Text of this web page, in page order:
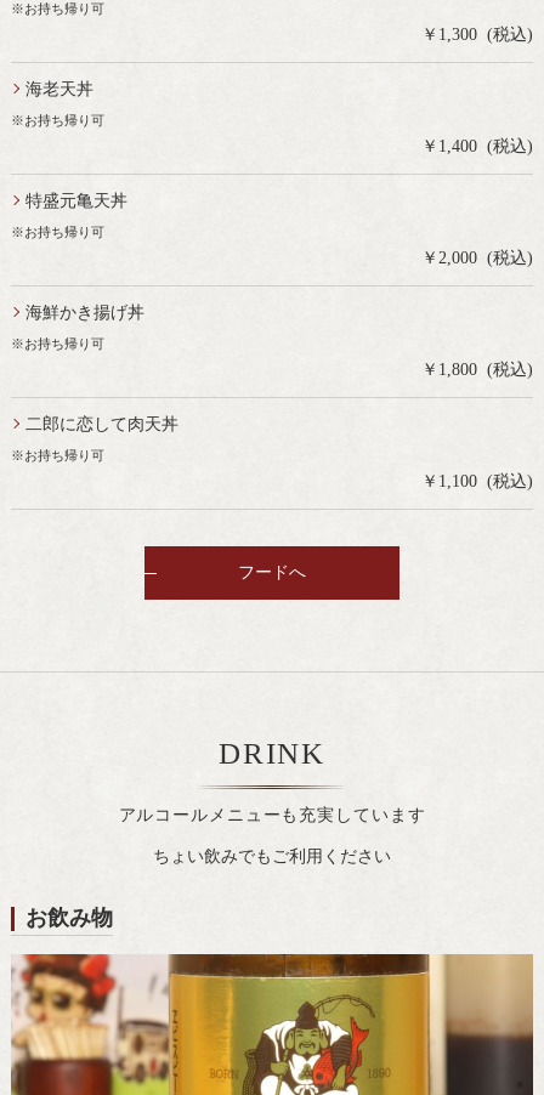
※お持ち帰り可
￥1,300 (税込)
海老天丼
※お持ち帰り可
￥1,400 (税込)
特盛元亀天丼
※お持ち帰り可
￥2,000 (税込)
海鮮かき揚げ丼
※お持ち帰り可
￥1,800 (税込)
二郎に恋して肉天丼
※お持ち帰り可
￥1,100 (税込)
フードへ
アルコールメニューも充実しています
DRINK
ちょい飲みでもご利用ください
お飲み物